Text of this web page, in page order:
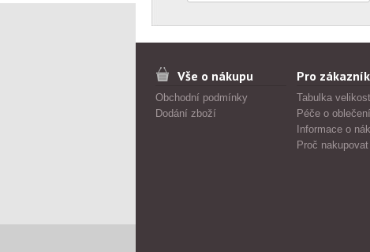
Vše o nákupu
Obchodní podmínky
Dodání zboží
Pro
Tabulka
Péče o oblečení
Informace o
Proč